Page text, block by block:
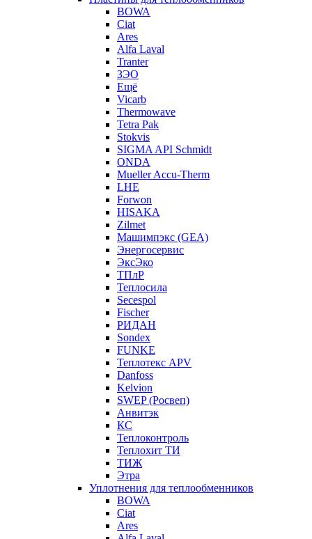
BOWA
Ciat
Ares
Alfa Laval
Tranter
ЗЭО
Ещё
Vicarb
Thermowave
Tetra Pak
Stokvis
SIGMA API Schmidt
ONDA
Mueller Accu-Therm
LHE
Forwon
HISAKA
Zilmet
Машимпэкс (GEA)
Энергосервис
ЭксЭко
ТПлР
Теплосила
Secespol
Fischer
РИДАН
Sondex
FUNKE
Теплотекс APV
Danfoss
Kelvion
SWEP (Росвеп)
Анвитэк
КС
Теплоконтроль
Теплохит ТИ
ТИЖ
Этра
Уплотнения для теплообменников
BOWA
Ciat
Ares